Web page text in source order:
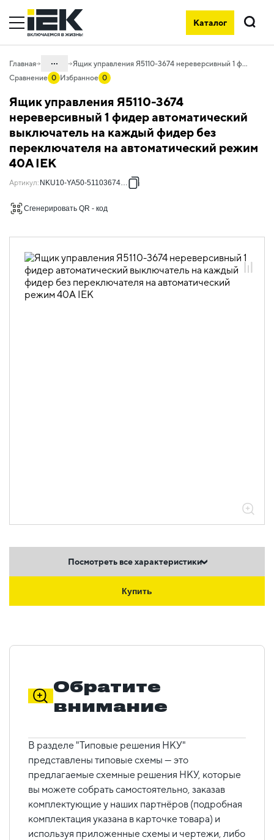
Каталог
Поиск
Главная ...
50. Типовые решения НКУ
50.10 Ящики управления
50.10.01 НКУ ящики управления
электродвигателями Я5000
Ящик управления Я5110-3674 нереверсивный 1 фидер автоматический выключатель на каждый фидер без переключателя на автоматический режим 40А IEK
Сравнение 0 Избранное 0
Ящик управления Я5110-3674
нереверсивный 1 фидер автоматический
выключатель на каждый фидер без
переключателя на автоматический режим
40А IEK
Артикул: NKU10-YA50-51103674-01
Сгенерировать QR - код
Посмотреть все характеристики
Купить
Обратите
внимание
В разделе "Типовые решения НКУ"
представлены типовые схемы — это
предлагаемые схемные решения НКУ, которые
вы можете собрать самостоятельно, заказав
комплектующие у наших партнёров (подробная
комплектация указана в карточке товара) и
используя приложенные схемы и чертежи, либо